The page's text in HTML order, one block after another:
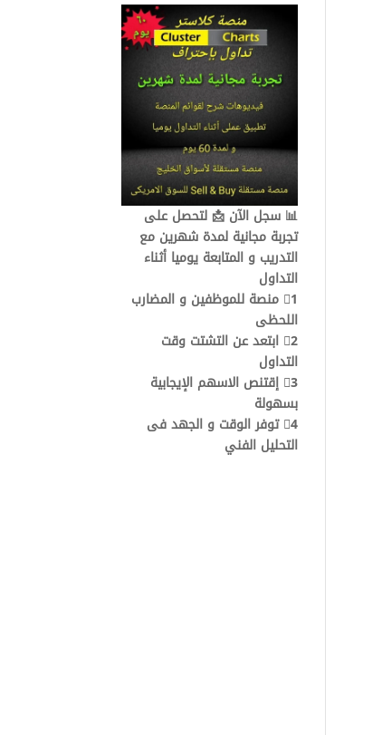
مؤشر
الماكد
في
التداول
|
شرح
مبسط
📊 سجل الآن 📩 لتحصل على
تجربة مجانية لمدة شهرين مع
التدريب و المتابعة يوميا أثناء
التداول
1⃣ منصة للموظفين و المضارب
اللحظى
2⃣ ابتعد عن التشتت وقت
التداول
3⃣ إقتنص الاسهم الإيجابية
بسهولة
4⃣ توفر الوقت و الجهد فى
التحليل الفني